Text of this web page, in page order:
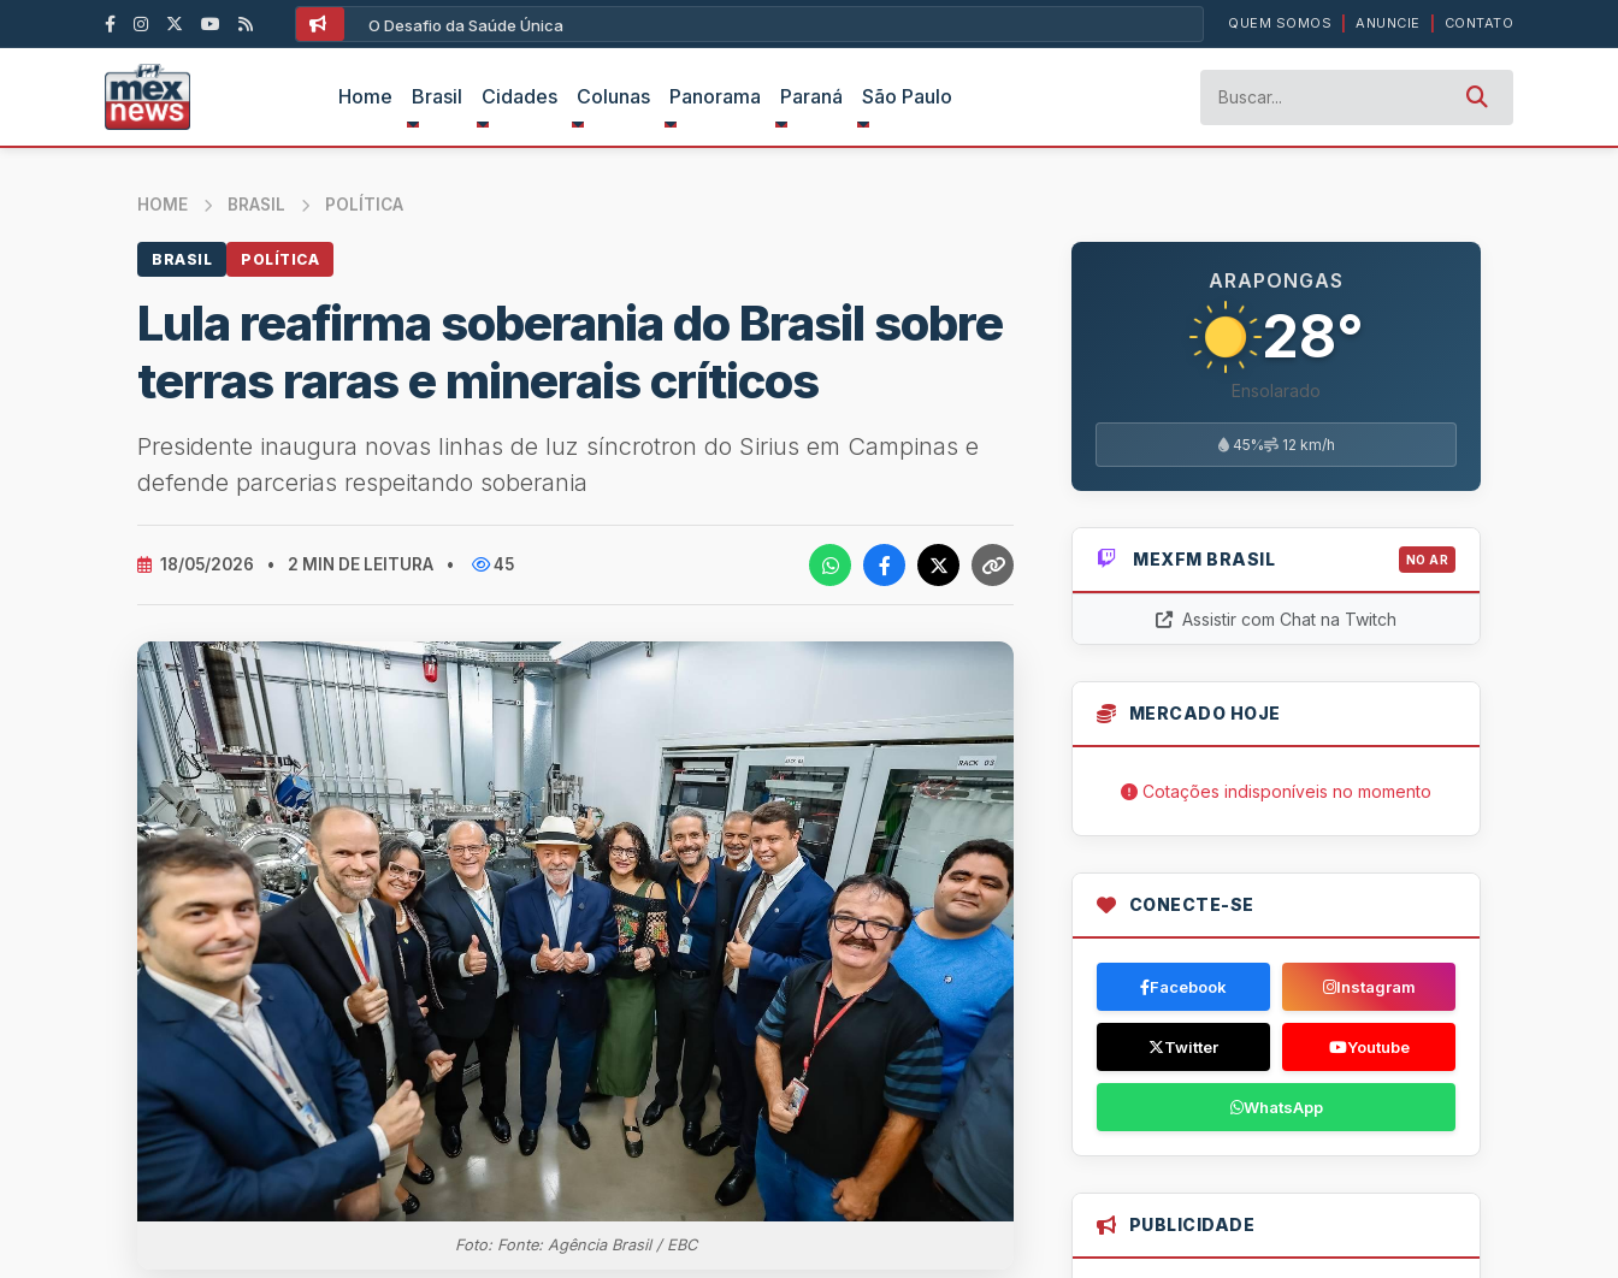
O Desafio da Saúde Única QUEM SOMOS ANUNCIE CONTATO
Home Brasil Cidades Colunas Panorama Paraná São Paulo
HOME BRASIL POLÍTICA
BRASIL POLÍTICA
Lula reafirma soberania do Brasil sobre
terras raras e minerais críticos
Presidente inaugura novas linhas de luz síncrotron do Sirius em Campinas e
defende parcerias respeitando soberania
18/05/2026 • 2 MIN DE LEITURA • 45
Foto: Fonte: Agência Brasil / EBC
ARAPONGAS
28°
Ensolarado
45% 12 km/h
MEXFM BRASIL NO AR
Assistir com Chat na Twitch
MERCADO HOJE
Cotações indisponíveis no momento
CONECTE-SE
Facebook Instagram
Twitter Youtube
WhatsApp
PUBLICIDADE